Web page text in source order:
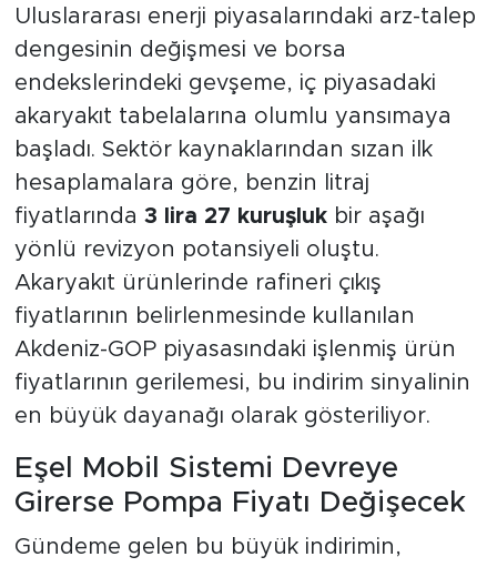
Uluslararası enerji piyasalarındaki arz-talep
dengesinin değişmesi ve borsa
endekslerindeki gevşeme, iç piyasadaki
akaryakıt tabelalarına olumlu yansımaya
başladı. Sektör kaynaklarından sızan ilk
hesaplamalara göre, benzin litraj
fiyatlarında 3 lira 27 kuruşlukbir aşağı
yönlü revizyon potansiyeli oluştu.
Akaryakıt ürünlerinde rafineri çıkış
fiyatlarının belirlenmesinde kullanılan
Akdeniz-GOP piyasasındaki işlenmiş ürün
fiyatlarının gerilemesi, bu indirim sinyalinin
en büyük dayanağı olarak gösteriliyor.
Eşel Mobil Sistemi Devreye
Girerse Pompa Fiyatı Değişecek
Gündeme gelen bu büyük indirimin,